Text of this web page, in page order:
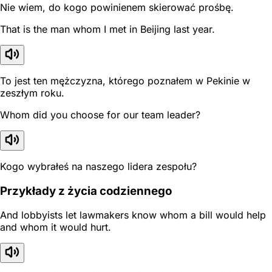
Nie wiem, do kogo powinienem skierować prośbę.
That is the man whom I met in Beijing last year.
To jest ten mężczyzna, którego poznałem w Pekinie w
zeszłym roku.
Whom did you choose for our team leader?
Kogo wybrałeś na naszego lidera zespołu?
Przykłady z życia codziennego
And lobbyists let lawmakers know whom a bill would help
and whom it would hurt.